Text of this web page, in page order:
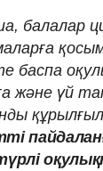
балалар
баспа
және үй